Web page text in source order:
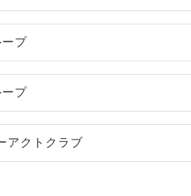
プ
プ
アクトクラブ